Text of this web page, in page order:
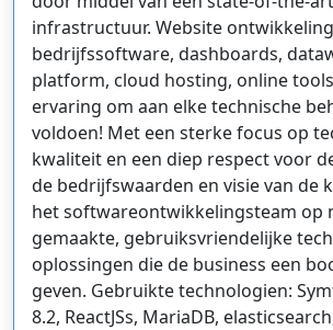
infrastructuur. Website
bedrijfssoftware, dashboards,
platform, cloud hosting, online
ervaring om aan elke technische
voldoen! Met een sterke focus op
kwaliteit en een diep respect voor
de bedrijfswaarden en visie van de
het softwareontwikkelingsteam op
gemaakte, gebruiksvriendelijke
oplossingen die de business een
geven. Gebruikte technologien:
8.2, ReactJSs, MariaDB,